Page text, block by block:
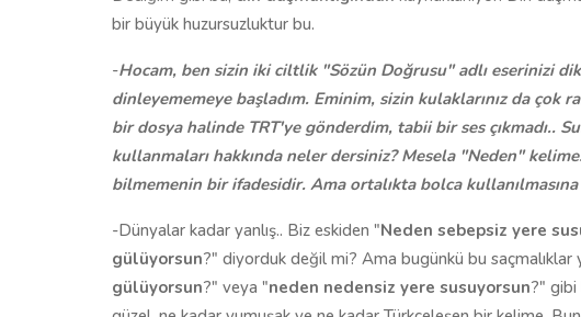
bir büyük huzursuzluktur bu.
-Hocam, ben sizin iki ciltlik "Sözün Doğrusu" adlı eserinizi
dinleyememeye başladım. Eminim, sizin kulaklarınız da çok
bir dosya halinde TRT'ye gönderdim, tabii bir ses çıkmadı..
kullanmaları hakkında neler dersiniz? Mesela "Neden"
bilmemenin bir ifadesidir. Ama ortalıkta bolca
-Dünyalar kadar yanlış.. Biz eskiden "Neden sebepsiz yere
gülüyorsun?" diyorduk değil mi? Ama bugünkü bu saçmalıklar
gülüyorsun?" veya "neden nedensiz yere susuyorsun?" gibi